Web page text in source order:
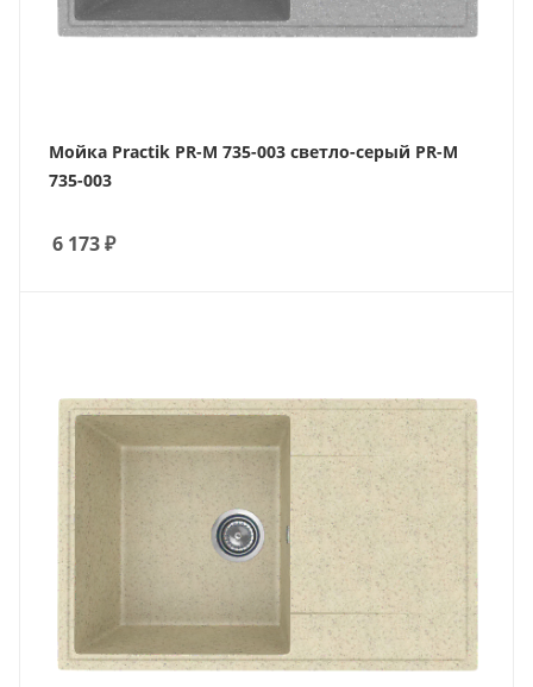
Мойка Practik PR-M 735-003 светло-серый PR-M
735-003
6 173₽